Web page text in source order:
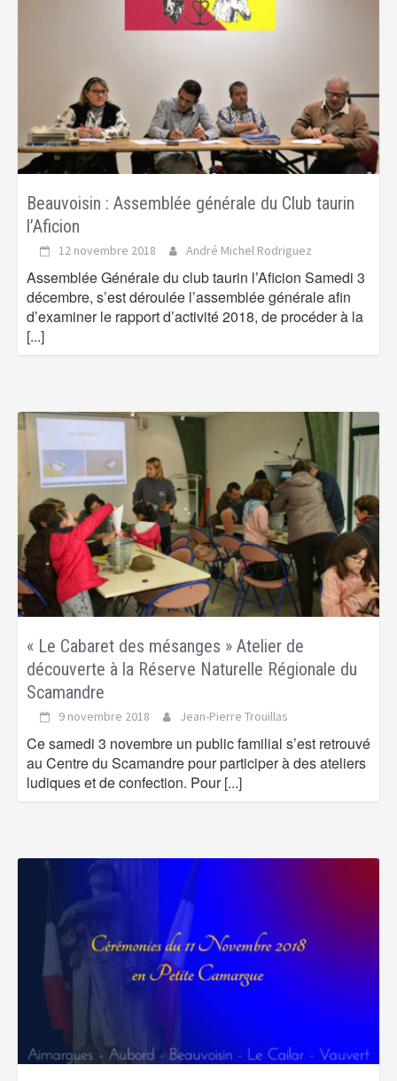
Beauvoisin : Assemblée générale du Club taurin
l’Aficion
12 novembre 2018 André Michel Rodriguez
Assemblée Générale du club taurin l’Aficion Samedi 3
décembre, s’est déroulée l’assemblée générale afin
d’examiner le rapport d’activité 2018, de procéder à la
[...]
« Le Cabaret des mésanges » Atelier de
découverte à la Réserve Naturelle Régionale du
Scamandre
9 novembre 2018 Jean-Pierre Trouillas
Ce samedi 3 novembre un public familial s’est retrouvé
au Centre du Scamandre pour participer à des ateliers
ludiques et de confection. Pour[...]